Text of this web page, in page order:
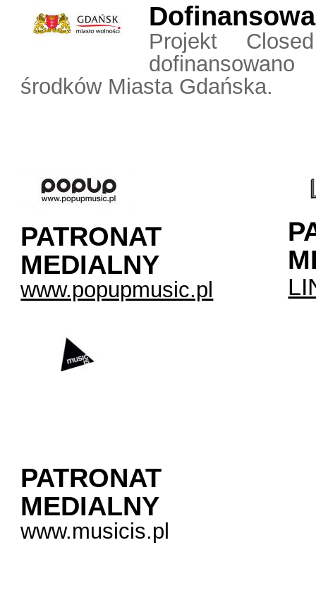
Projekt
środków Miasta Gdańska.
PATRONAT
MEDIALNY
www.popupmusic.pl
PATRONAT
MEDIALNY
www.musicis.pl